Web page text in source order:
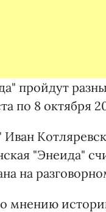
пройдут
по 8 октября
"Энеида"
на